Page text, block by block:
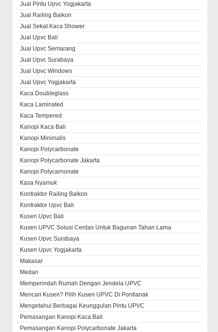
Jual Pintu Upvc Yogjakarta
Jual Railing Balkon
Jual Sekat Kaca Shower
Jual Upvc Bali
Jual Upvc Semarang
Jual Upvc Surabaya
Jual Upvc Windows
Jual Upvc Yogjakarta
Kaca Doubleglass
Kaca Laminated
Kaca Tempered
Kanopi Kaca Bali
Kanopi Minimalis
Kanopi Polycarbonate
Kanopi Polycarbonate Jakarta
Kanopi Polycarnonate
Kasa Nyamuk
Kontraktor Railing Balkon
Kontraktor Upvc Bali
Kusen Upvc Bali
Kusen UPVC Solusi Cerdas Untuk Bagunan Tahan Lama
Kusen Upvc Surabaya
Kusen Upvc Yogjakarta
Makasar
Medan
Memperindah Rumah Dengan Jendela UPVC
Mencari Kusen? Pilih Kusen UPVC Di Pontianak
Mengetahui Berbagai Keunggulan Pintu UPVC
Pemasangan Kanopi Kaca Bali
Pemasangan Kanopi Polycarbonate Jakarta